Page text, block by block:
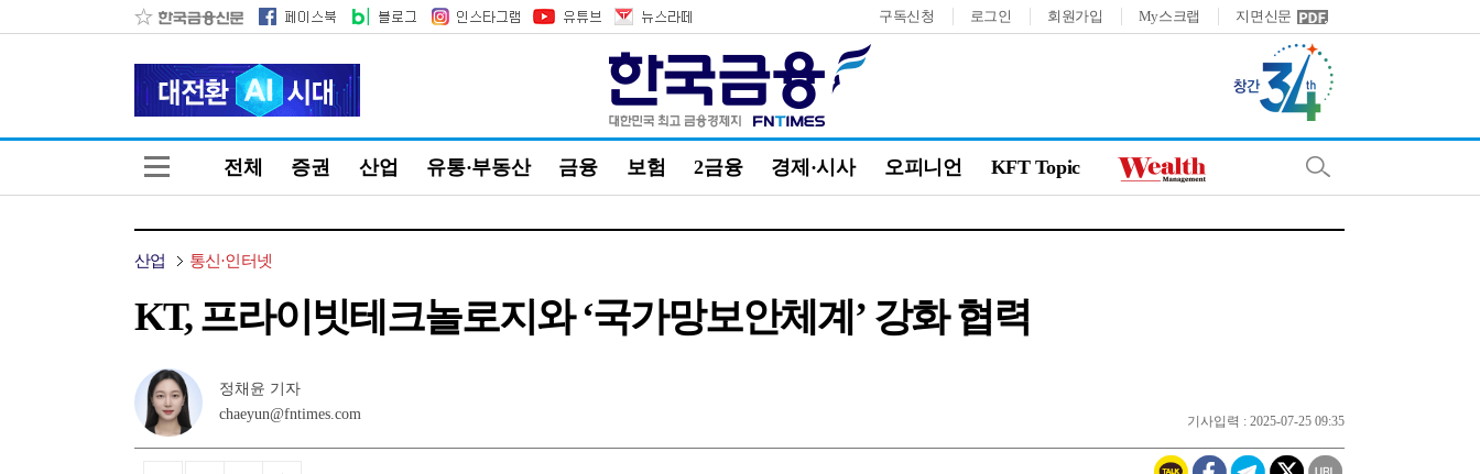
구독신청 로그인 회원가입 My스크랩 지면신문
전체 증권 산업 유통·부동산 금융 보험 2금융 경제·시사 오피니언 KFT Topic
산업 통신·인터넷
KT, 프라이빗테크놀로지와 ‘국가망보안체계’ 강화 협력
정채윤 기자
chaeyun@fntimes.com
기사입력 : 2025-07-25 09:35